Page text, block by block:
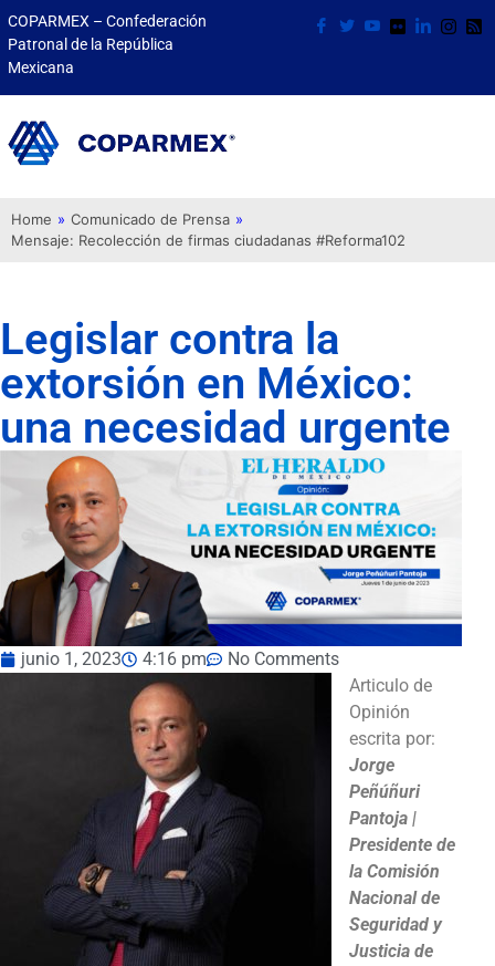
COPARMEX – Confederación
Patronal de la República
Mexicana
Home » Comunicado de Prensa »
Mensaje: Recolección de firmas ciudadanas #Reforma102
Legislar contra la
extorsión en México:
una necesidad urgente
junio 1, 2023 4:16 pm
No Comments
Articulo de
Opinión
escrita por:
Jorge
Peñúñuri
Pantoja |
Presidente de
la Comisión
Nacional de
Seguridad y
Justicia de